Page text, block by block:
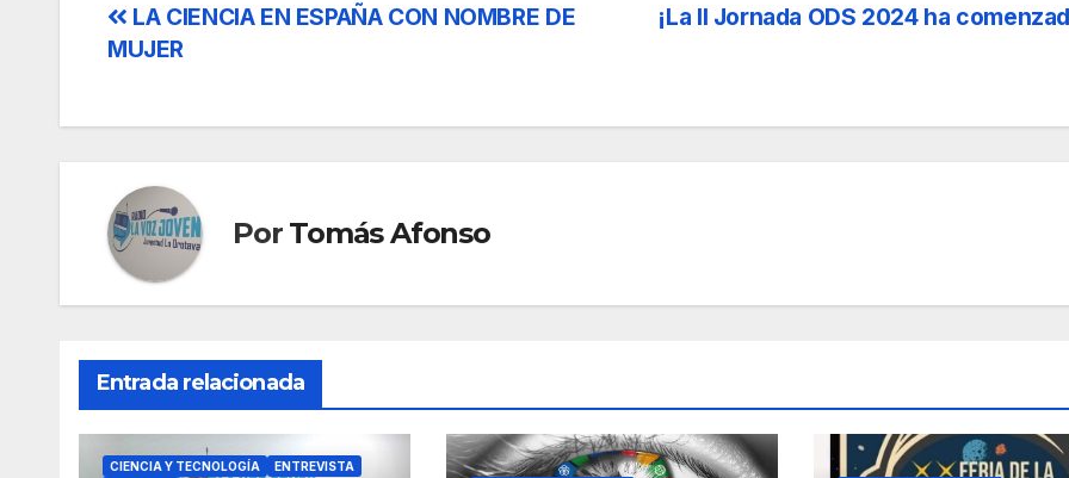
Navegación
entradas
¡La II Jornada ODS 2024 ha
LA CIENCIA EN ESPAÑA CON NOMBRE DE
MUJER
Por Tomás Afonso
Entrada relacionada
CIENCIA Y TECNOLOGÍA
ENTREVISTA